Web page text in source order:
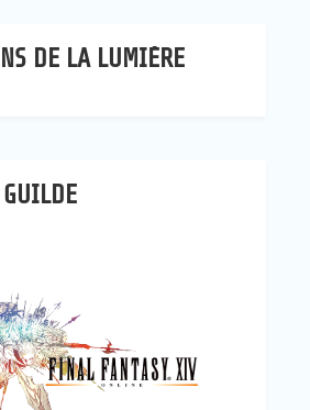
DE LA LUMIÈRE